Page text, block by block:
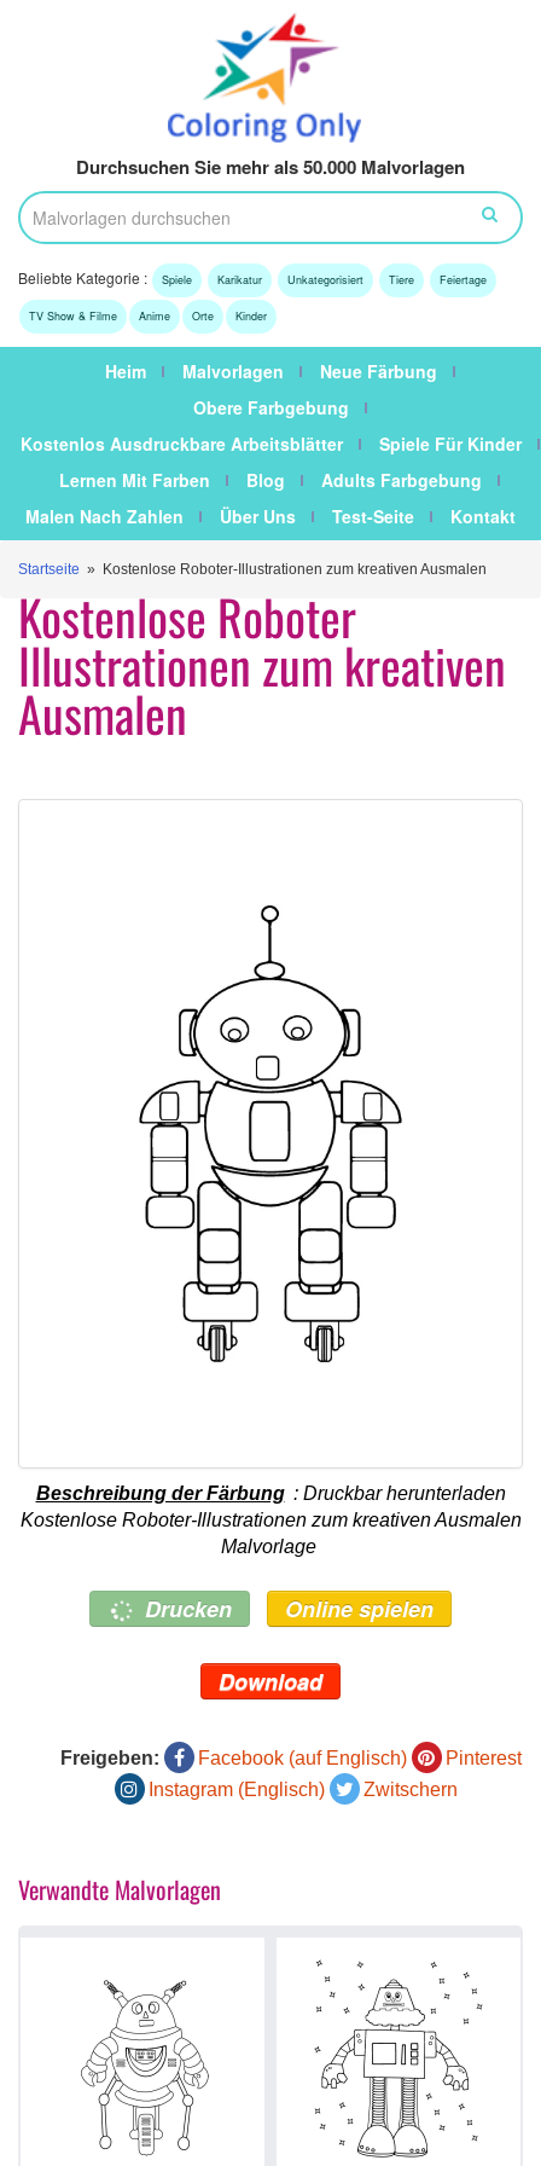
Durchsuchen Sie mehr als 50.000 Malvorlagen
Beliebte Kategorie : Spiele Karikatur Unkategorisiert Tiere Feiertage
TV Show & Filme Anime Orte Kinder
Heim Malvorlagen
Neue Färbung
Obere Farbgebung
Kostenlos Ausdruckbare Arbeitsblätter
Spiele Für Kinder
Lernen Mit Farben
Blog
Adults Farbgebung
Malen Nach Zahlen
Über Uns Test-Seite Kontakt
Startseite » Kostenlose Roboter-Illustrationen zum kreativen Ausmalen
Kostenlose Roboter
Illustrationen zum kreativen
Ausmalen
Beschreibung der Färbung : Druckbar herunterladen
Kostenlose Roboter-Illustrationen zum kreativen Ausmalen
Malvorlage
Drucken Online spielen
Download
Freigeben: Facebook (auf Englisch)
Pinterest
Instagram (Englisch)
Zwitschern
Verwandte Malvorlagen